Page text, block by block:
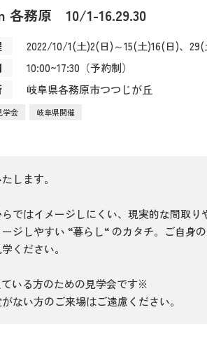
各務原 10/1-16.29.30
2022/10/1(土)2(日)～15(土)16(日)、
10:00~17:30（予約制）
岐阜県各務原市つつじが丘
学会 岐阜県開催
します。
ではイメージしにくい、現実的な間取り
ジしやすい “暮らし“ のカタチ。ご自身
ください。
いる方のための見学会です※
ない方のご来場はご遠慮ください。